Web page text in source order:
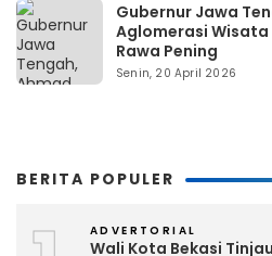
Gubernur Jawa
Aglomerasi Wisata
Rawa Pening
Senin, 20 April 2026
BERITA POPULER
ADVERTORIAL
Wali Kota Bekasi